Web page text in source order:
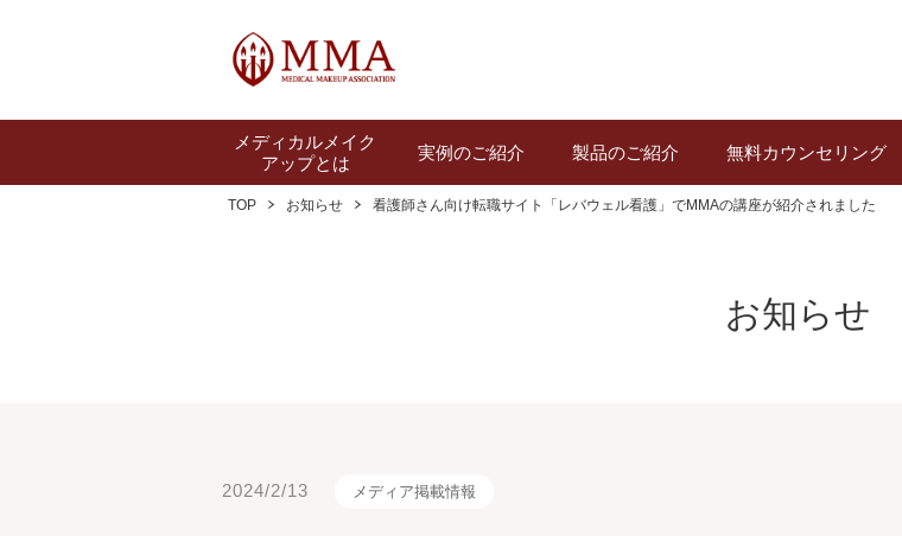
メディカルメイク
アップとは
実例のご紹介 製品のご紹介 無料カウンセリング
TOP お知らせ 看護師さん向け転職サイト「レバウェル看護」でMMAの講座が紹介されました
お知らせ
2024/2/13 メディア掲載情報